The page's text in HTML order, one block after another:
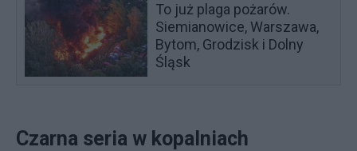
To już plaga pożarów.
Siemianowice, Warszawa,
Bytom, Grodzisk i Dolny
Śląsk
Czarna seria w kopalniach